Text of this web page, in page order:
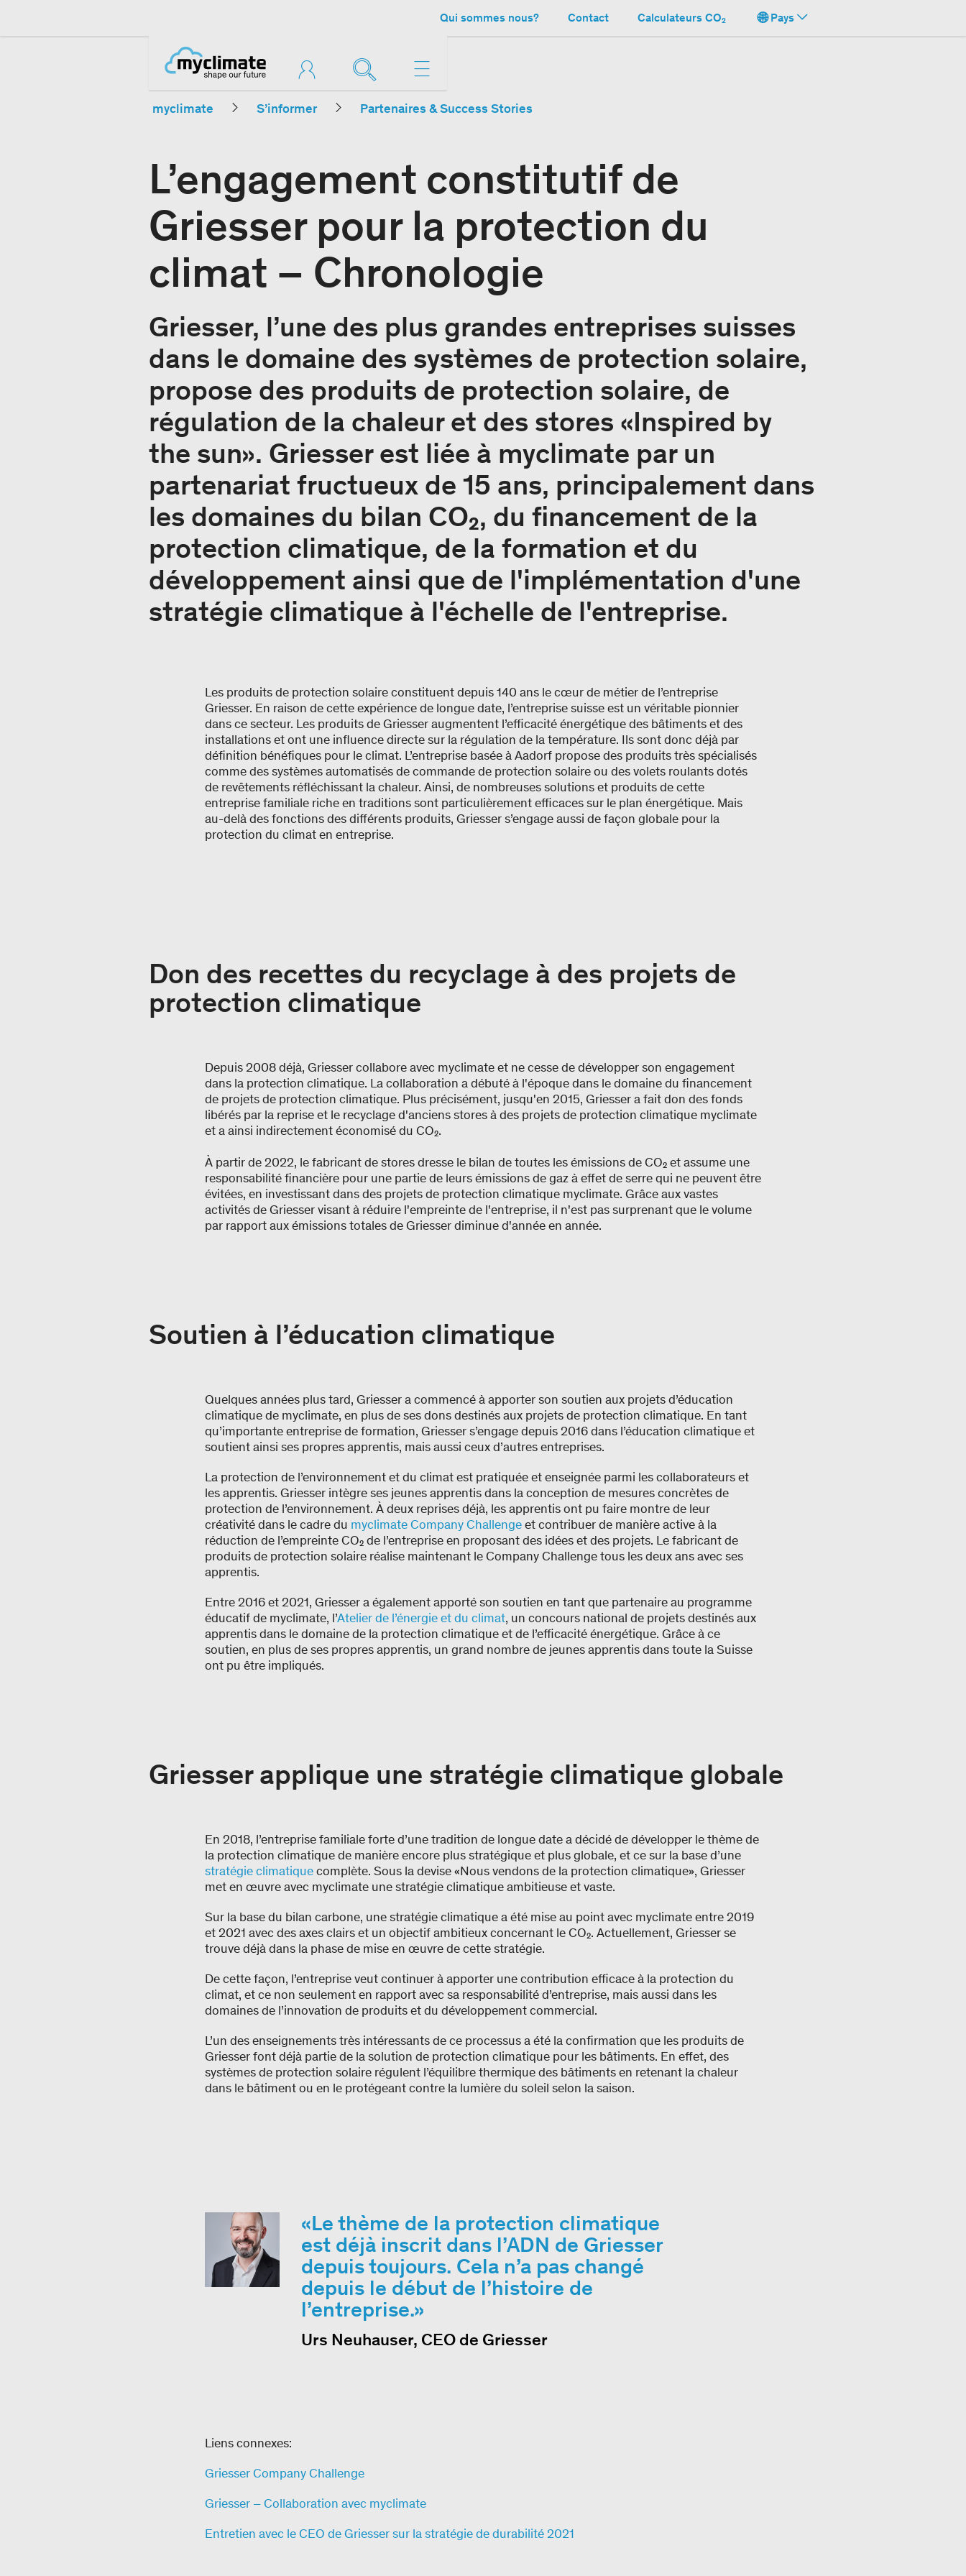
Qui sommes nous? Contact Calculateurs CO₂ Pays
myclimate S’informer Partenaires & Success Stories
L’engagement constitutif de
Griesser pour la protection du
climat – Chronologie
Griesser, l’une des plus grandes entreprises suisses
dans le domaine des systèmes de protection solaire,
propose des produits de protection solaire, de
régulation de la chaleur et des stores «Inspired by
the sun». Griesser est liée à myclimate par un
partenariat fructueux de 15 ans, principalement dans
les domaines du bilan CO₂, du financement de la
protection climatique, de la formation et du
développement ainsi que de l'implémentation d'une
stratégie climatique à l'échelle de l'entreprise.
Les produits de protection solaire constituent depuis 140 ans le cœur de métier de l’entreprise
Griesser. En raison de cette expérience de longue date, l’entreprise suisse est un véritable pionnier
dans ce secteur. Les produits de Griesser augmentent l’efficacité énergétique des bâtiments et des
installations et ont une influence directe sur la régulation de la température. Ils sont donc déjà par
définition bénéfiques pour le climat. L’entreprise basée à Aadorf propose des produits très spécialisés
comme des systèmes automatisés de commande de protection solaire ou des volets roulants dotés
de revêtements réfléchissant la chaleur. Ainsi, de nombreuses solutions et produits de cette
entreprise familiale riche en traditions sont particulièrement efficaces sur le plan énergétique. Mais
au-delà des fonctions des différents produits, Griesser s’engage aussi de façon globale pour la
protection du climat en entreprise.
Don des recettes du recyclage à des projets de
protection climatique
Depuis 2008 déjà, Griesser collabore avec myclimate et ne cesse de développer son engagement
dans la protection climatique. La collaboration a débuté à l'époque dans le domaine du financement
de projets de protection climatique. Plus précisément, jusqu'en 2015, Griesser a fait don des fonds
libérés par la reprise et le recyclage d'anciens stores à des projets de protection climatique myclimate
et a ainsi indirectement économisé du CO₂.
À partir de 2022, le fabricant de stores dresse le bilan de toutes les émissions de CO₂ et assume une
responsabilité financière pour une partie de leurs émissions de gaz à effet de serre qui ne peuvent être
évitées, en investissant dans des projets de protection climatique myclimate. Grâce aux vastes
activités de Griesser visant à réduire l'empreinte de l'entreprise, il n'est pas surprenant que le volume
par rapport aux émissions totales de Griesser diminue d'année en année.
Soutien à l’éducation climatique
Quelques années plus tard, Griesser a commencé à apporter son soutien aux projets d’éducation
climatique de myclimate, en plus de ses dons destinés aux projets de protection climatique. En tant
qu’importante entreprise de formation, Griesser s’engage depuis 2016 dans l’éducation climatique et
soutient ainsi ses propres apprentis, mais aussi ceux d’autres entreprises.
La protection de l’environnement et du climat est pratiquée et enseignée parmi les collaborateurs et
les apprentis. Griesser intègre ses jeunes apprentis dans la conception de mesures concrètes de
protection de l’environnement. À deux reprises déjà, les apprentis ont pu faire montre de leur
créativité dans le cadre du myclimate Company Challengeet contribuer de manière active à la
réduction de l’empreinte CO₂ de l’entreprise en proposant des idées et des projets. Le fabricant de
produits de protection solaire réalise maintenant le Company Challenge tous les deux ans avec ses
apprentis.
Entre 2016 et 2021, Griesser a également apporté son soutien en tant que partenaire au programme
éducatif de myclimate, l’Atelier de l’énergie et du climat, un concours national de projets destinés aux
apprentis dans le domaine de la protection climatique et de l’efficacité énergétique. Grâce à ce
soutien, en plus de ses propres apprentis, un grand nombre de jeunes apprentis dans toute la Suisse
ont pu être impliqués.
Griesser applique une stratégie climatique globale
En 2018, l’entreprise familiale forte d’une tradition de longue date a décidé de développer le thème de
la protection climatique de manière encore plus stratégique et plus globale, et ce sur la base d’une
stratégie climatiquecomplète. Sous la devise «Nous vendons de la protection climatique», Griesser
met en œuvre avec myclimate une stratégie climatique ambitieuse et vaste.
Sur la base du bilan carbone, une stratégie climatique a été mise au point avec myclimate entre 2019
et 2021 avec des axes clairs et un objectif ambitieux concernant le CO₂. Actuellement, Griesser se
trouve déjà dans la phase de mise en œuvre de cette stratégie.
De cette façon, l’entreprise veut continuer à apporter une contribution efficace à la protection du
climat, et ce non seulement en rapport avec sa responsabilité d’entreprise, mais aussi dans les
domaines de l’innovation de produits et du développement commercial.
L’un des enseignements très intéressants de ce processus a été la confirmation que les produits de
Griesser font déjà partie de la solution de protection climatique pour les bâtiments. En effet, des
systèmes de protection solaire régulent l’équilibre thermique des bâtiments en retenant la chaleur
dans le bâtiment ou en le protégeant contre la lumière du soleil selon la saison.
Le thème de la protection climatique
est déjà inscrit dans l’ADN de Griesser
depuis toujours. Cela n’a pas changé
depuis le début de l’histoire de
l’entreprise.
Urs Neuhauser, CEO de Griesser
Liens connexes:
Griesser Company Challenge
Griesser – Collaboration avec myclimate
Entretien avec le CEO de Griesser sur la stratégie de durabilité 2021